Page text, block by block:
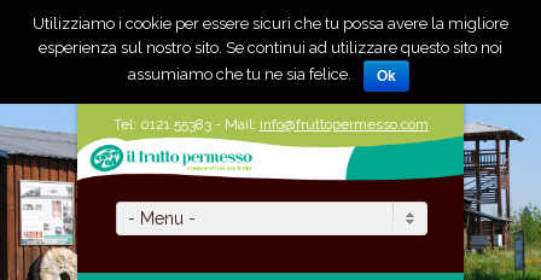
TwitterFacebook
Tel: 0121 55383 - Mail: info@fruttopermesso.com
- Menu -
Utilizziamo i cookie per essere sicuri che tu possa avere la migliore
esperienza sul nostro sito. Se continui ad utilizzare questo sito noi
assumiamo che tu ne sia felice.
Ok